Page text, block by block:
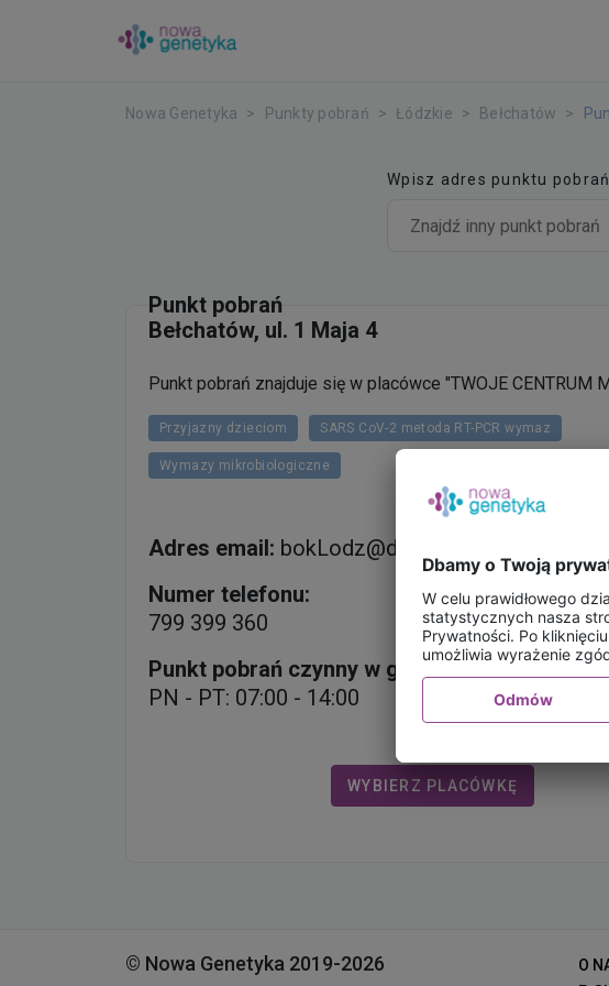
Nowa Genetyka Punkty pobrań Łódzkie Bełchatów
Wpisz adres punktu pobrań
Punkt pobrań
Bełchatów, ul. 1 Maja 4
Punkt pobrań znajduje się w placówce "TWOJE CENTRUM
Przyjazny dzieciom SARS CoV-2 metoda RT-PCR wymaz
Wymazy mikrobiologiczne
Adres email: bokLodz@diag.pl
Numer telefonu:
799 399 360
Punkt pobrań czynny w godzinach:
PN - PT: 07:00 - 14:00
WYBIERZ PLACÓWKĘ
© Nowa Genetyka 2019-2026
O